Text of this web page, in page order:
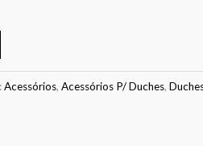
Acessórios, Acessórios P/ Duches,